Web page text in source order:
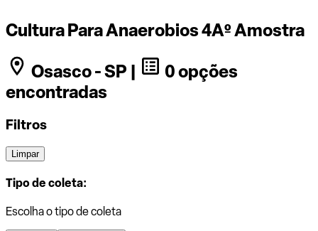
Cultura Para Anaerobios 4Aº Amostra
Osasco - SP |
0 opções
encontradas
Filtros
Limpar
Tipo de coleta:
Escolha o tipo de coleta